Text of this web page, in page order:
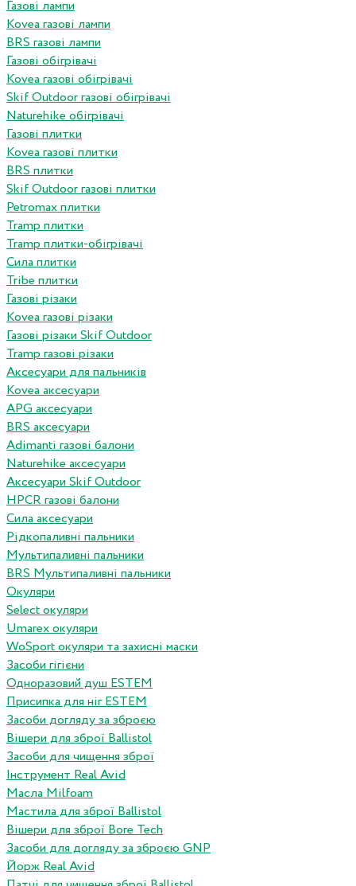
Газові лампи
Kovea газові лампи
BRS газові лампи
Газові обігрівачі
Kovea газові обігрівачі
Skif Outdoor газові обігрівачі
Naturehike обігрівачі
Газові плитки
Kovea газові плитки
BRS плитки
Skif Outdoor газові плитки
Petromax плитки
Tramp плитки
Tramp плитки-обігрівачі
Сила плитки
Tribe плитки
Газові різаки
Kovea газові різаки
Газові різаки Skif Outdoor
Tramp газові різаки
Аксесуари для пальників
Kovea аксесуари
APG аксесуари
BRS аксесуари
Adimanti газові балони
Naturehike аксесуари
Аксесуари Skif Outdoor
HPCR газові балони
Сила аксесуари
Рідкопаливні пальники
Мультипаливні пальники
BRS Мультипаливні пальники
Окуляри
Select окуляри
Umarex окуляри
WoSport окуляри та захисні маски
Засоби гігієни
Одноразовий душ ESTEM
Присипка для ніг ESTEM
Засоби догляду за зброєю
Вішери для зброї Ballistol
Засоби для чищення зброї
Інструмент Real Avid
Масла Milfoam
Мастила для зброї Ballistol
Вішери для зброї Bore Tech
Засоби для догляду за зброєю GNP
Йорж Real Avid